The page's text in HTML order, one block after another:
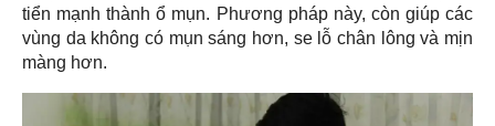
tiển mạnh thành ổ mụn. Phương pháp này, còn giúp các
vùng da không có mụn sáng hơn, se lỗ chân lông và mịn
màng hơn.